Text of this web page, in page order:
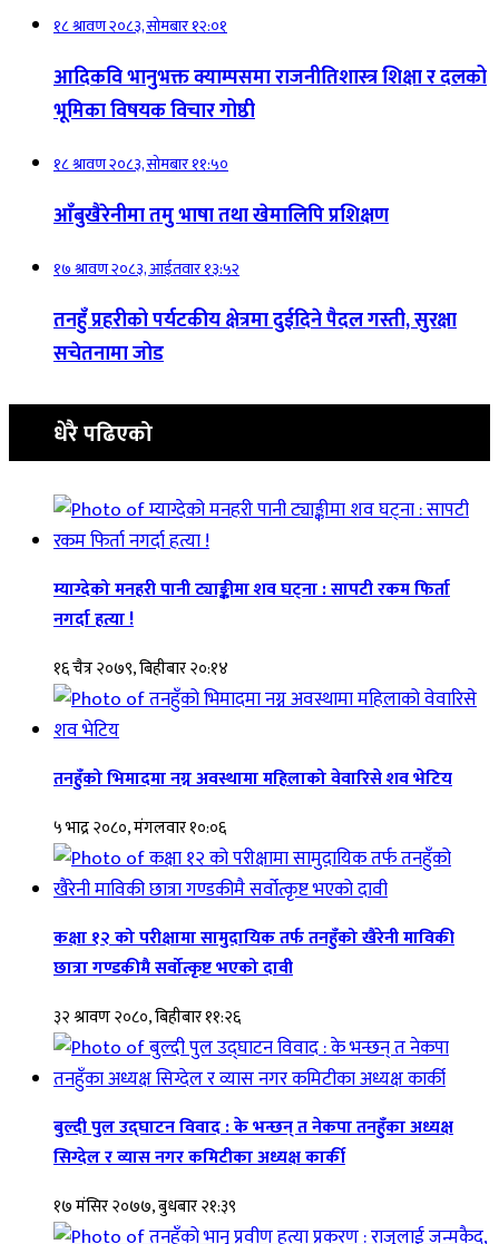
१८ श्रावण २०८३, सोमबार १२:०१
आदिकवि भानुभक्त क्याम्पसमा राजनीतिशास्त्र शिक्षा र दलको
भूमिका विषयक विचार गोष्ठी
१८ श्रावण २०८३, सोमबार ११:५०
आँबुखैरेनीमा तमु भाषा तथा खेमालिपि प्रशिक्षण
१७ श्रावण २०८३, आईतवार १३:५२
तनहुँ प्रहरीको पर्यटकीय क्षेत्रमा दुईदिने पैदल गस्ती, सुरक्षा
सचेतनामा जोड
धेरै पढिएको
म्याग्देको मनहरी पानी ट्याङ्कीमा शव घट्ना : सापटी रकम फिर्ता
नगर्दा हत्या !
१६ चैत्र २०७९, बिहीबार २०:१४
तनहुँको भिमादमा नग्न अवस्थामा महिलाको वेवारिसे शव भेटिय
५ भाद्र २०८०, मंगलवार १०:०६
कक्षा १२ को परीक्षामा सामुदायिक तर्फ तनहुँको खैरेनी माविकी
छात्रा गण्डकीमै सर्वोत्कृष्ट भएको दावी
३२ श्रावण २०८०, बिहीबार ११:२६
बुल्दी पुल उद्घाटन विवाद : के भन्छन् त नेकपा तनहुँका अध्यक्ष
सिग्देल र व्यास नगर कमिटीका अध्यक्ष कार्की
१७ मंसिर २०७७, बुधबार २१:३९